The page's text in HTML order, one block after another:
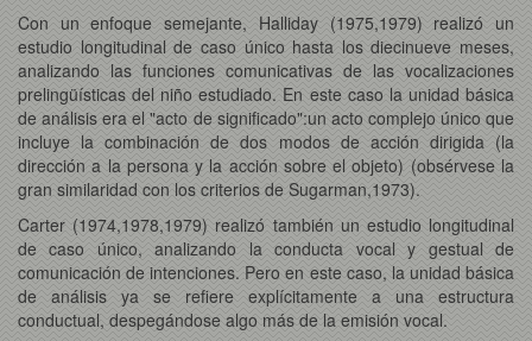
Con un enfoque semejante, Halliday (1975,1979) realizó un
estudio longitudinal de caso único hasta los diecinueve meses,
analizando las funciones comunicativas de las vocalizaciones
prelingüísticas del niño estudiado. En este caso la unidad básica
de análisis era el "acto de significado":un acto complejo único que
incluye la combinación de dos modos de acción dirigida (la
dirección a la persona y la acción sobre el objeto) (obsérvese la
gran similaridad con los criterios de Sugarman,1973).
Carter (1974,1978,1979) realizó también un estudio longitudinal
de caso único, analizando la conducta vocal y gestual de
comunicación de intenciones. Pero en este caso, la unidad básica
de análisis ya se refiere explícitamente a una estructura
conductual, despegándose algo más de la emisión vocal.